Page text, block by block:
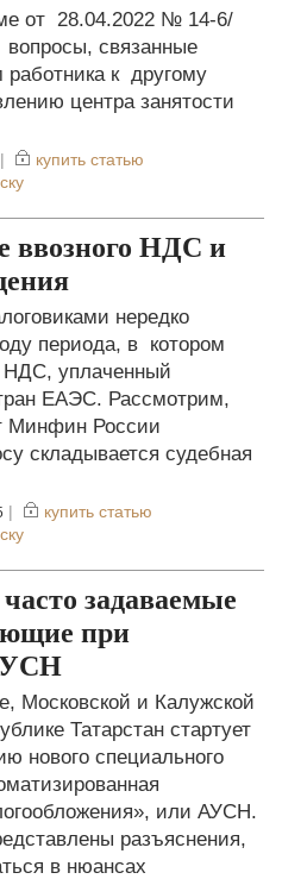
от 28.04.2022 № 14-6/
связанные
к другому
центра занятости
|
купить статью
ввозного НДС и
нередко
периода, в котором
НДС, уплаченный
ЕАЭС. Рассмотрим,
Минфин России
складывается судебная
|
купить статью
задаваемые
при
Московской и Калужской
Татарстан стартует
нового специального
или АУСН.
разъяснения,
в нюансах